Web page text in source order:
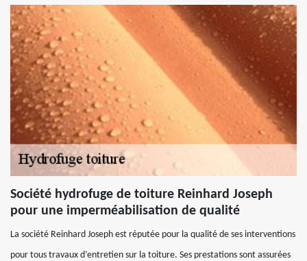
Société hydrofuge de toiture Reinhard Joseph
pour une imperméabilisation de qualité
La société Reinhard Joseph est réputée pour la qualité de ses interventions
pour tous travaux d’entretien sur la toiture. Ses prestations sont assurées